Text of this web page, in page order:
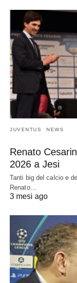
JUVENTUS NEWS
Renato
2026 a Jesi
Tanti big del calcio e
Renato…
3 mesi ago